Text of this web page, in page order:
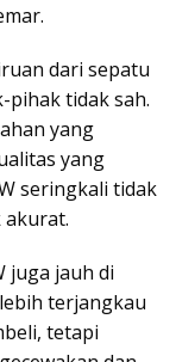
dari sepatu
pihak tidak sah.
yang
yang
seringkali tidak
juga jauh di
terjangkau
tetapi